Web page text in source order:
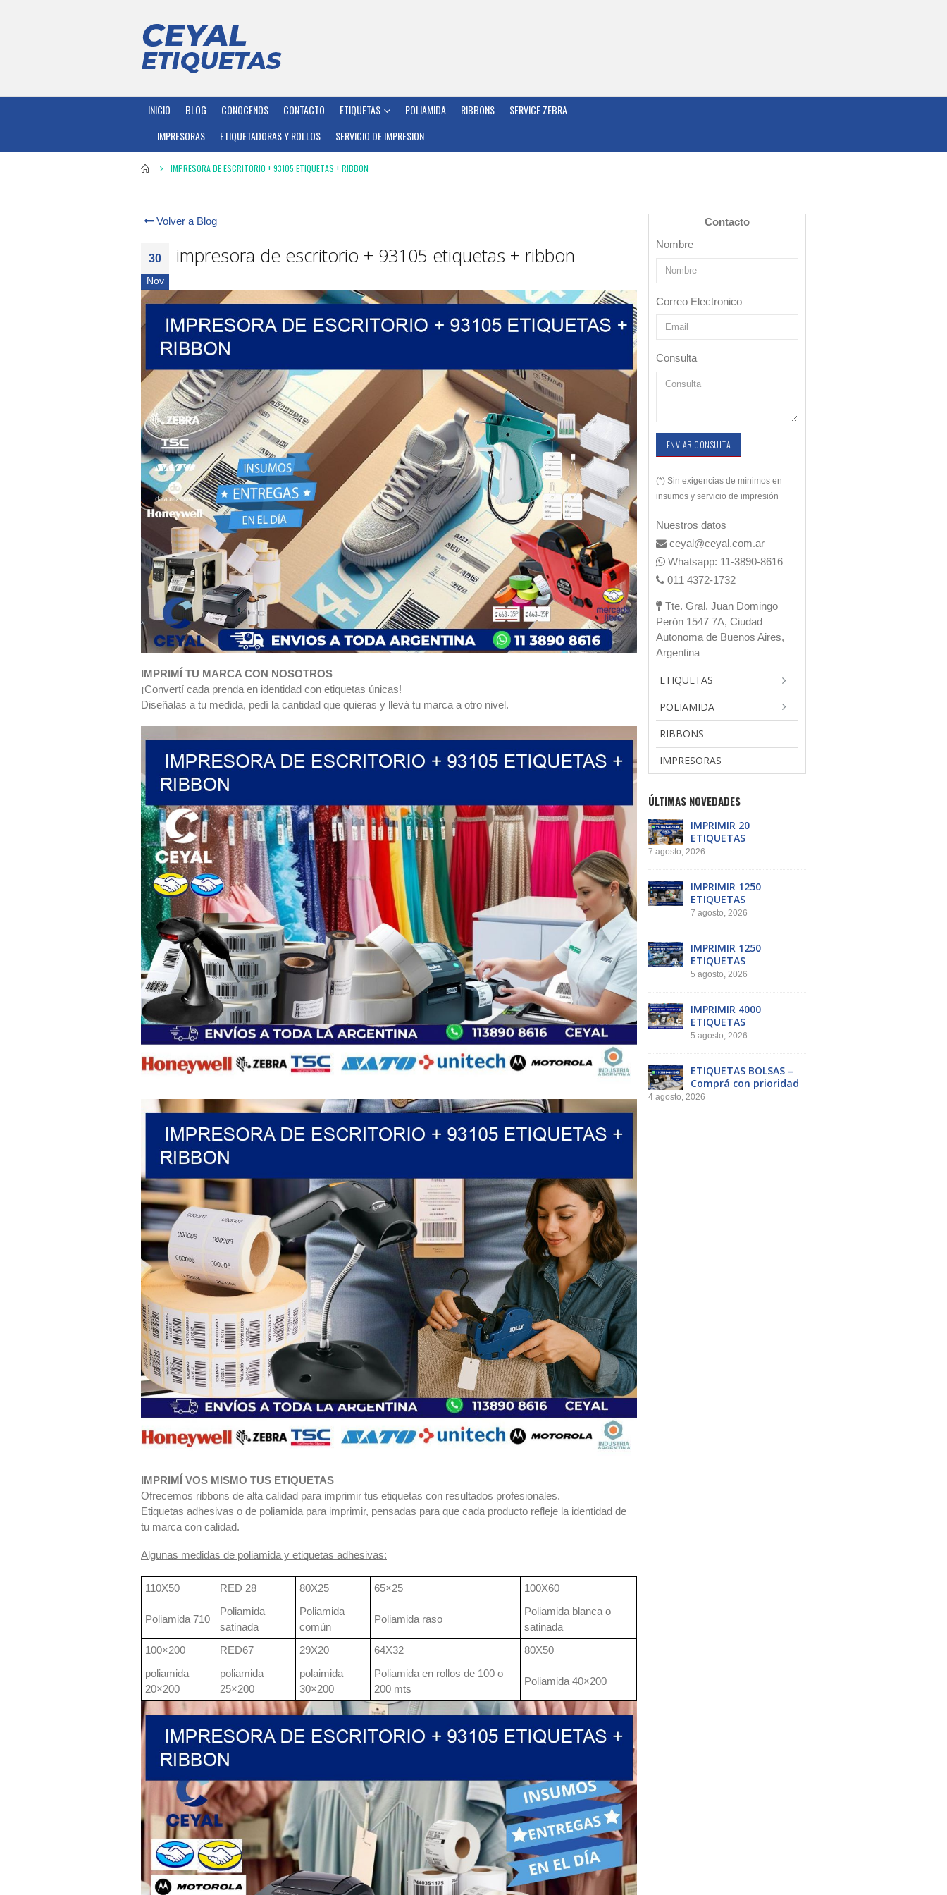
INICIO BLOG CONOCENOS CONTACTO ETIQUETAS POLIAMIDA RIBBONS
SERVICE ZEBRA
IMPRESORAS
ETIQUETADORAS Y ROLLOS SERVICIO DE IMPRESION
IMPRESORA DE ESCRITORIO + 93105 ETIQUETAS + RIBBON
Volver a Blog
30
Nov
impresora de escritorio + 93105 etiquetas + ribbon
IMPRIMÍ TU MARCA CON NOSOTROS
¡Convertí cada prenda en identidad con etiquetas únicas!
Diseñalas a tu medida, pedí la cantidad que quieras y llevá tu marca a otro nivel.
IMPRIMÍ VOS MISMO TUS ETIQUETAS
Ofrecemos ribbons de alta calidad para imprimir tus etiquetas con resultados profesionales.
Etiquetas adhesivas o de poliamida para imprimir, pensadas para que cada producto refleje la identidad de
tu marca con calidad.
Algunas medidas de poliamida y etiquetas adhesivas:
110X50 RED 28 80X25 65×25 100X60
Poliamida 710
Poliamida
satinada
Poliamida
común
Poliamida raso
Poliamida blanca o
satinada
100×200
RED67 29X20 64X32
80X50
poliamida
20×200
poliamida
25×200
polaimida
30×200
Poliamida en rollos de 100 o
200 mts
Poliamida 40×200
Contacto
Nombre
Correo Electronico
Consulta
ENVIAR CONSULTA
(*) Sin exigencias de mínimos en
insumos y servicio de impresión
Nuestros datos
ceyal@ceyal.com.ar
Whatsapp: 11-3890-8616
011 4372-1732
Tte. Gral. Juan Domingo
Perón 1547 7A, Ciudad
Autonoma de Buenos Aires,
Argentina
ETIQUETAS
POLIAMIDA
RIBBONS
IMPRESORAS
ÚLTIMAS NOVEDADES
IMPRIMIR 20
ETIQUETAS
7 agosto, 2026
IMPRIMIR 1250
ETIQUETAS
7 agosto, 2026
IMPRIMIR 1250
ETIQUETAS
5 agosto, 2026
IMPRIMIR 4000
ETIQUETAS
5 agosto, 2026
ETIQUETAS BOLSAS –
Comprá con prioridad
4 agosto, 2026